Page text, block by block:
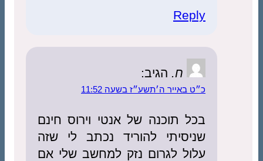
Reply
ח. הגיב:
כ״ט באייר ה׳תשע״ז בשעה 11:52
בכל תוכנה של אנטי וירוס חינם
שניסיתי להוריד נכתב לי שזה
עלול לגרום נזק למחשב שלי אם